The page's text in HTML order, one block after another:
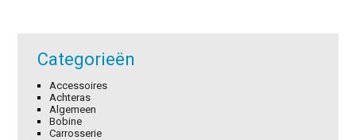
Categorieën
Accessoires
Achteras
Algemeen
Bobine
Carrosserie